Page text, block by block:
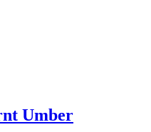
Umber